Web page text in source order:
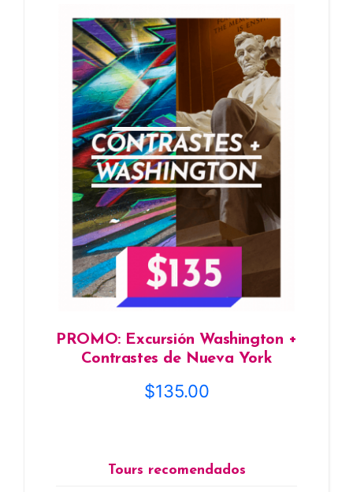
PROMO: Excursión Washington +
Contrastes de Nueva York
$135.00
Tours recomendados